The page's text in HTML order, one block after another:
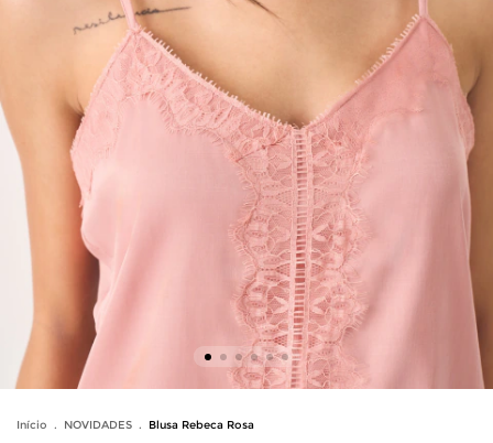
Início . NOVIDADES . Blusa Rebeca Rosa